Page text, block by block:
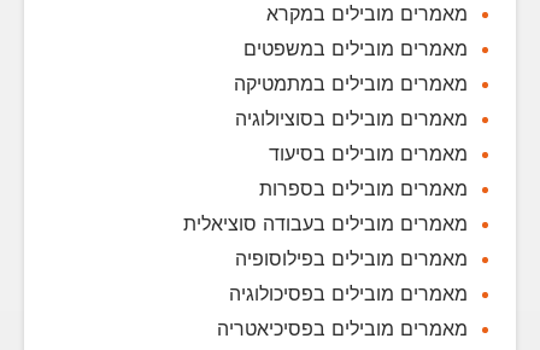
מאמרים מובילים במקרא
מאמרים מובילים במשפטים
מאמרים מובילים במתמטיקה
מאמרים מובילים בסוציולוגיה
מאמרים מובילים בסיעוד
מאמרים מובילים בספרות
מאמרים מובילים בעבודה סוציאלית
מאמרים מובילים בפילוסופיה
מאמרים מובילים בפסיכולוגיה
מאמרים מובילים בפסיכיאטריה